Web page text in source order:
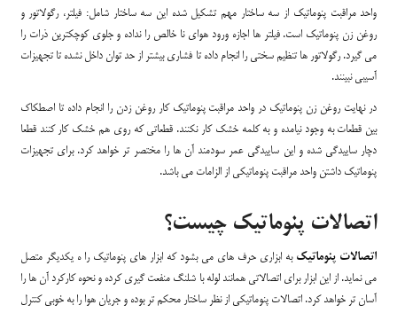
واحد مراقبت پنوماتیک از سه ساختار مهم تشکیل شده این سه ساختار شامل: فیلتر، رگولاتور و
روغن زن پنوماتیک است. فیلتر ها اجازه ورود هوای نا خالص را نداده و جلوی کوچکترین ذرات را
می گیرد. رگولاتور ها تنظیم سختی را انجام داده تا فشاری بیشتر از حد توان داخل نشده تا تجهیزات
آسیبی نبینند.
در نهایت روغن زن پنوماتیک در واحد مراقبت پنوماتیک کار روغن زدن را انجام داده تا اصطکاک
بین قطعات به وجود نیامده و به کلمه خشک کار نکنند. قطعاتی که روی هم خشک کار کنند قطعا
دچار ساییدگی شده و این ساییدگی عمر سودمند آن ها را مختصر تر خواهد کرد. برای تجهیزات
پنوماتیک داشتن واحد مراقبت پنوماتیکی از الزامات می باشد.
اتصالات پنوماتیک چیست؟
اتصالات پنوماتیک به ابزاری حرف های می بشود که ابزار های پنوماتیک را ه یکدیگر متصل
می نماید. از این ابزار برای اتصالاتی همانند لوله با شلنگ منفعت گیری کرده و نحوه کارکرد آن ها را
آسان تر خواهد کرد. اتصالات پنوماتیکی از نظر ساختار محکم تر بوده و جریان هوا را به خوبی کنترل